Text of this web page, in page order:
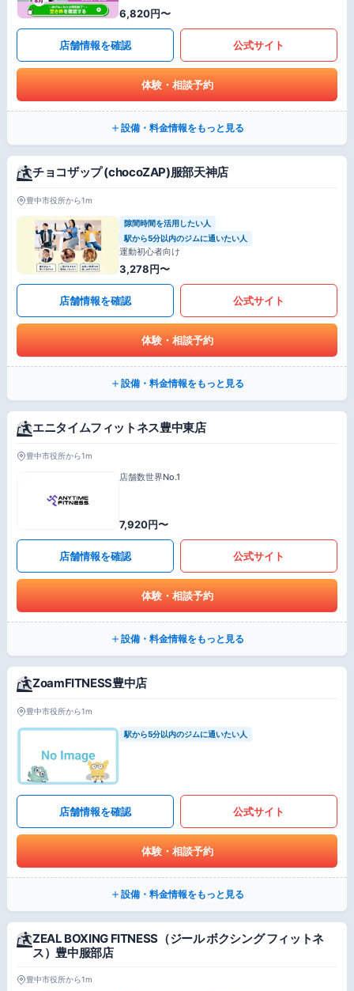
6,820円〜
店舗情報を確認 公式サイト
体験・相談予約
設備・料金情報をもっと見る
チョコザップ (chocoZAP)服部天神店
豊中市役所から1m
隙間時間を活用したい人
駅から5分以内のジムに通いたい人
運動初心者向け
3,278円〜
店舗情報を確認 公式サイト
体験・相談予約
設備・料金情報をもっと見る
エニタイムフィットネス豊中東店
豊中市役所から1m
店舗数世界No.1
7,920円〜
店舗情報を確認 公式サイト
体験・相談予約
設備・料金情報をもっと見る
ZoamFITNESS豊中店
豊中市役所から1m
駅から5分以内のジムに通いたい人
店舗情報を確認 公式サイト
体験・相談予約
設備・料金情報をもっと見る
ZEAL BOXING FITNESS（ジール ボクシング フィットネ
ス）豊中服部店
豊中市役所から1m